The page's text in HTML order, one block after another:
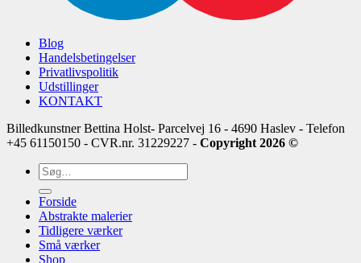
Blog
Handelsbetingelser
Privatlivspolitik
Udstillinger
KONTAKT
Billedkunstner Bettina Holst- Parcelvej 16 - 4690 Haslev - Telefon
+45 61150150 - CVR.nr. 31229227 - Copyright 2026 ©
Søg
efter:
Forside
Abstrakte malerier
Tidligere værker
Små værker
Shop